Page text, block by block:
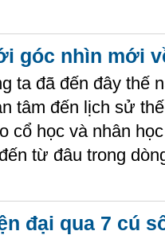
góc nhìn mới
ta đã đến đây thế
tâm đến lịch sử
cổ học và nhân
từ đâu trong
đại qua 7 cú